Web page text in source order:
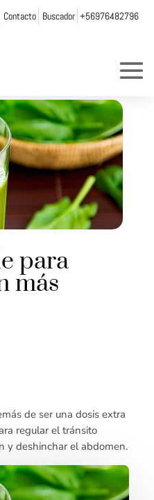
Contacto Buscador +56976482796
para
más
de ser una dosis extra
regular el tránsito
y deshinchar el abdomen.